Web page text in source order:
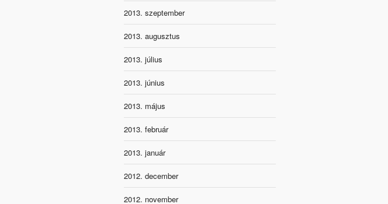
2013. szeptember
2013. augusztus
2013. július
2013. június
2013. május
2013. február
2013. január
2012. december
2012. november